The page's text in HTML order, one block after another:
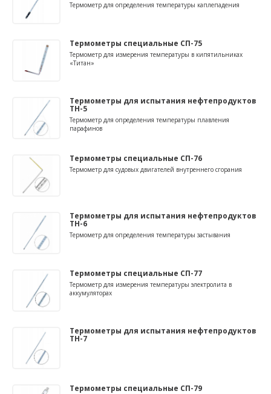
Термометр для определения температуры каплепадения
Термометры специальные СП-75
Термометр для измерения температуры в кипятильниках
«Титан»
Термометры для испытания нефтепродуктов
ТН-5
Термометр для определения температуры плавления
парафинов
Термометры специальные СП-76
Термометр для судовых двигателей внутреннего сгорания
Термометры для испытания нефтепродуктов
ТН-6
Термометр для определения температуры застывания
Термометры специальные СП-77
Термометр для измерения температуры электролита в
аккумуляторах
Термометры для испытания нефтепродуктов
ТН-7
Термометры специальные СП-79